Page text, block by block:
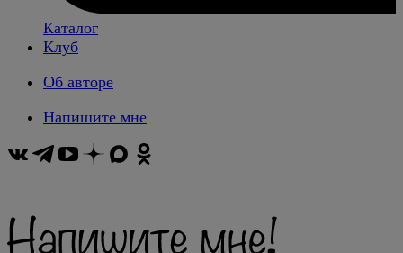
Каталог
Клуб
Об авторе
Напишите мне